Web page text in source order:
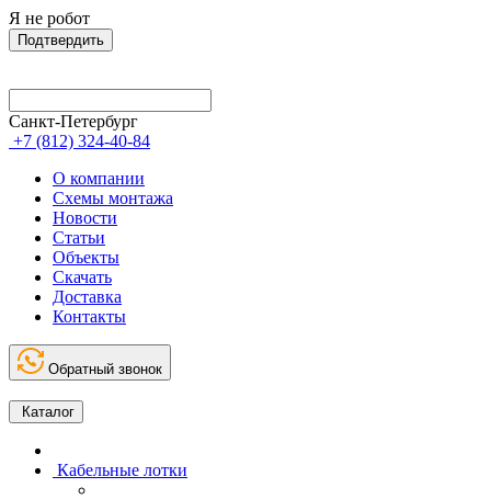
Я не робот
Подтвердить
Санкт-Петербург
+7 (812) 324-40-84
О компании
Схемы монтажа
Новости
Статьи
Объекты
Скачать
Доставка
Контакты
Обратный звонок
Каталог
Кабельные лотки